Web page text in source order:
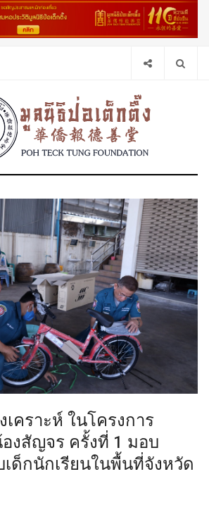
คราะห์ ในโครงการ
งสัญจร ครั้งที่ 1 มอบ
ด็กนักเรียนในพื้นที่จังหวัด